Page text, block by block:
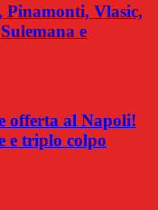
Pinamonti, Vlasic,
e
offerta al Napoli!
e triplo colpo